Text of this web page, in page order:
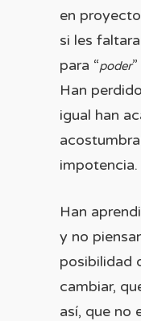
en
si les
para “poder
Han
igual han
impotencia.
Han
y no
posibilidad
cambiar,
así, que no